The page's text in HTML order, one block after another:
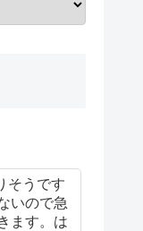
そうです
いので急
ます。は